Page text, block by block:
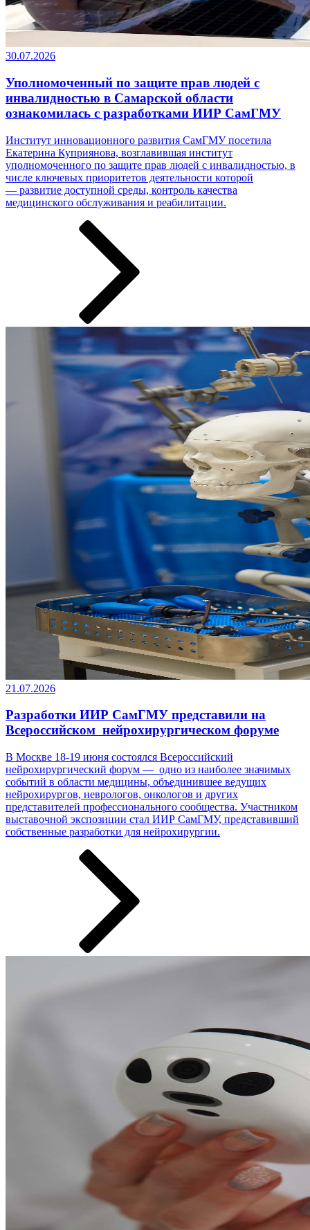
30.07.2026
Уполномоченный по защите прав людей с
инвалидностью в Самарской области
ознакомилась с разработками ИИР СамГМУ
Институт инновационного развития СамГМУ посетила
Екатерина Куприянова, возглавившая институт
уполномоченного по защите прав людей с инвалидностью, в
числе ключевых приоритетов деятельности которой
— развитие доступной среды, контроль качества
медицинского обслуживания и реабилитации.
21.07.2026
Разработки ИИР СамГМУ представили на
Всероссийском нейрохирургическом форуме
В Москве 18-19 июня состоялся Всероссийский
нейрохирургический форум — одно из наиболее значимых
событий в области медицины, объединившее ведущих
нейрохирургов, неврологов, онкологов и других
представителей профессионального сообщества. Участником
выставочной экспозиции стал ИИР СамГМУ, представивший
собственные разработки ­­­для нейрохирургии.